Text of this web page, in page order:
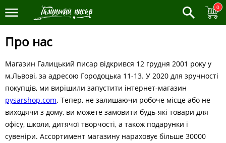
0
Про нас
Магазин Галицький писар відкрився 12 грудня 2001 року у
м.Львові, за адресою Городоцька 11-13. У 2020 для зручності
покупців, ми вирішили запустити інтернет-магазин
pysarshop.com. Тепер, не залишаючи робоче місце або не
виходячи з дому, ви можете замовити будь-які товари для
офісу, школи, дитячої творчості, а також подарунки і
сувеніри. Ассортимент магазину нараховує більше 30000